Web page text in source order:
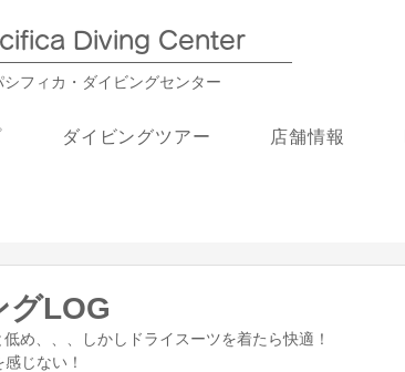
Diving Center​
シフィカ・ダイビングセンター
ダイビングツアー 店舗情報
グLOG
め、、、しかしドライスーツを着たら快適！
じない！